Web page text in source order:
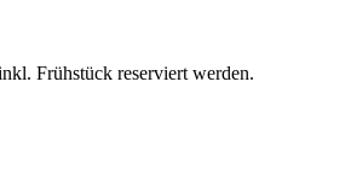
Frühstück reserviert werden.